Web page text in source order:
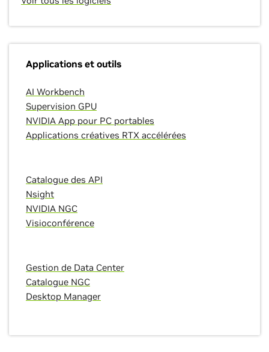
Applications et outils
AI Workbench
Supervision GPU
NVIDIA App pour PC portables
Applications créatives RTX accélérées
Catalogue des API
Nsight
NVIDIA NGC
Visioconférence
Gestion de Data Center
Catalogue NGC
Desktop Manager